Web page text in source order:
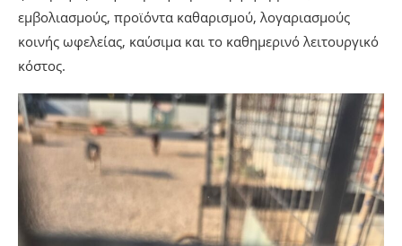
εμβολιασμούς, προϊόντα καθαρισμού, λογαριασμούς
κοινής ωφελείας, καύσιμα και το καθημερινό λειτουργικό
κόστος.